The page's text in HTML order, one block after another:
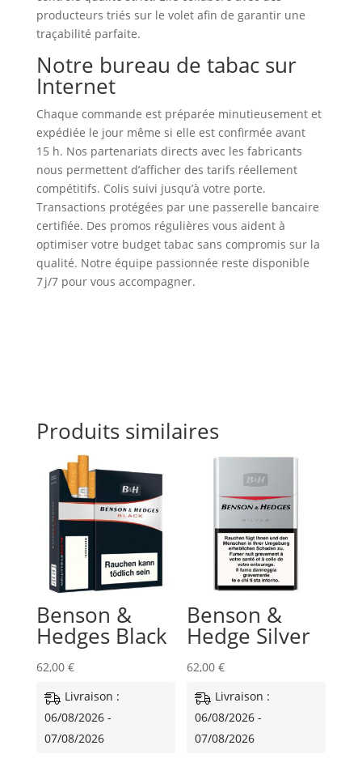
producteurs triés sur le volet afin de garantir une
traçabilité parfaite.
Notre bureau de tabac sur
Internet
Chaque commande est préparée minutieusement et
expédiée le jour même si elle est confirmée avant
15 h. Nos partenariats directs avec les fabricants
nous permettent d’afficher des tarifs réellement
compétitifs. Colis suivi jusqu’à votre porte.
Transactions protégées par une passerelle bancaire
certifiée. Des promos régulières vous aident à
optimiser votre budget tabac sans compromis sur la
qualité. Notre équipe passionnée reste disponible
7 j/7 pour vous accompagner.
Produits similaires
Benson &
Hedges Black
62,00 €
Livraison :
06/08/2026 -
07/08/2026
Benson &
Hedge Silver
62,00€
Livraison :
06/08/2026 -
07/08/2026